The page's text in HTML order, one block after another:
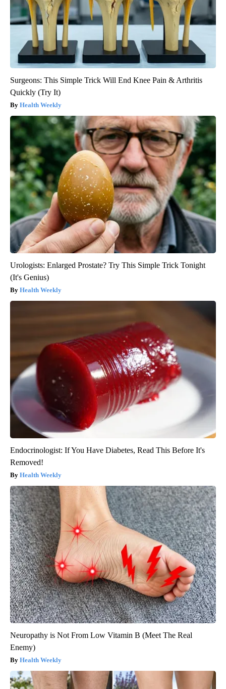
Surgeons: This Simple Trick Will End Knee Pain & Arthritis
Quickly (Try It)
Health Weekly
Urologists: Enlarged Prostate? Try This Simple Trick Tonight
(It's Genius)
Health Weekly
Endocrinologist: If You Have Diabetes, Read This Before It's
Removed!
Health Weekly
Neuropathy is Not From Low Vitamin B (Meet The Real
Enemy)
Health Weekly